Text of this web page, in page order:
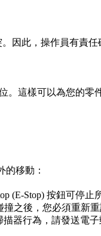
因此，操作員有責任
。這樣可以為您的零
的移動：
(E-Stop) 按鈕可停
撞之後，您必須重
器行為，請發送電